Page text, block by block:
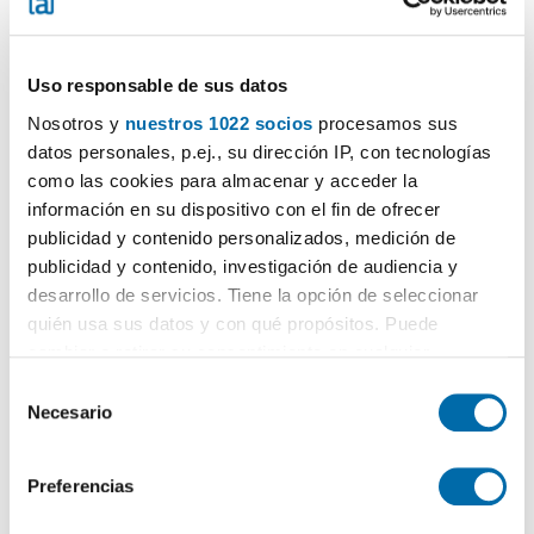
Uso responsable de sus datos
Nosotros y nuestros 1022 socios procesamos sus
datos personales, p.ej., su dirección IP, con tecnologías
como las cookies para almacenar y acceder la
información en su dispositivo con el fin de ofrecer
publicidad y contenido personalizados, medición de
publicidad y contenido, investigación de audiencia y
desarrollo de servicios. Tiene la opción de seleccionar
quién usa sus datos y con qué propósitos. Puede
el Menú de consentimiento.
Recopilar información sobre su ubicación geográfica
Necesario
Preferencias
1.800€
100m 3 Loc. 2 Bagni
Estepona Pueblo, centro, Estepona
Chiama
Contatta
NUOVO DESTACADO